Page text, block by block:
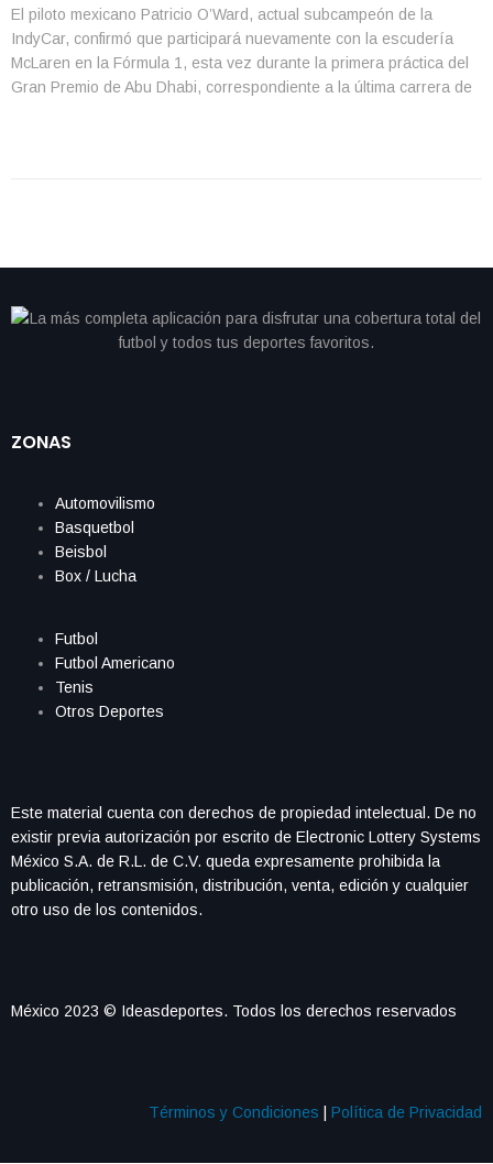
El piloto mexicano Patricio O’Ward, actual subcampeón de la
IndyCar, confirmó que participará nuevamente con la escudería
McLaren en la Fórmula 1, esta vez durante la primera práctica del
Gran Premio de Abu Dhabi, correspondiente a la última carrera de
ZONAS
Automovilismo
Basquetbol
Beisbol
Box / Lucha
Futbol
Futbol Americano
Tenis
Otros Deportes
Este material cuenta con derechos de propiedad intelectual. De no
existir previa autorización por escrito de Electronic Lottery Systems
México S.A. de R.L. de C.V. queda expresamente prohibida la
publicación, retransmisión, distribución, venta, edición y cualquier
otro uso de los contenidos.
México 2023 © Ideasdeportes. Todos los derechos reservados
Términos y Condiciones | Política de Privacidad